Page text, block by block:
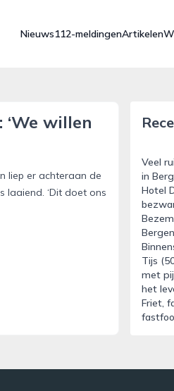
Nieuws112-meldingenArtikelen
willen
liep er achteraan de
laaiend. ‘Dit doet ons
Veel
in
Hotel
Tijs
met
het
Friet,